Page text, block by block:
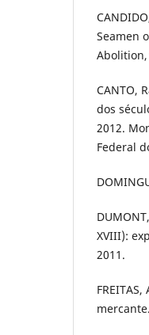
Seamen
Abolition,
CANTO,
dos
2012.
Federal
XVIII):
2011.